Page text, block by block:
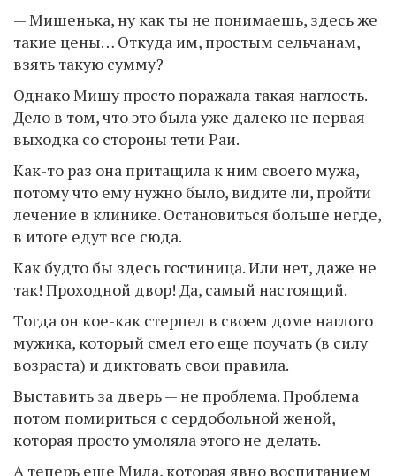
— Мишенька, ну как ты не понимаешь, здесь же
такие цены… Откуда им, простым сельчанам,
взять такую сумму?
Однако Мишу просто поражала такая наглость.
Дело в том, что это была уже далеко не первая
выходка со стороны тети Раи.
Как-то раз она притащила к ним своего мужа,
потому что ему нужно было, видите ли, пройти
лечение в клинике. Остановиться больше негде,
в итоге едут все сюда.
Как будто бы здесь гостиница. Или нет, даже не
так! Проходной двор! Да, самый настоящий.
Тогда он кое-как стерпел в своем доме наглого
мужика, который смел его еще поучать (в силу
возраста) и диктовать свои правила.
Выставить за дверь — не проблема. Проблема
потом помириться с сердобольной женой,
которая просто умоляла этого не делать.
А теперь еще Мила, которая явно воспитанием